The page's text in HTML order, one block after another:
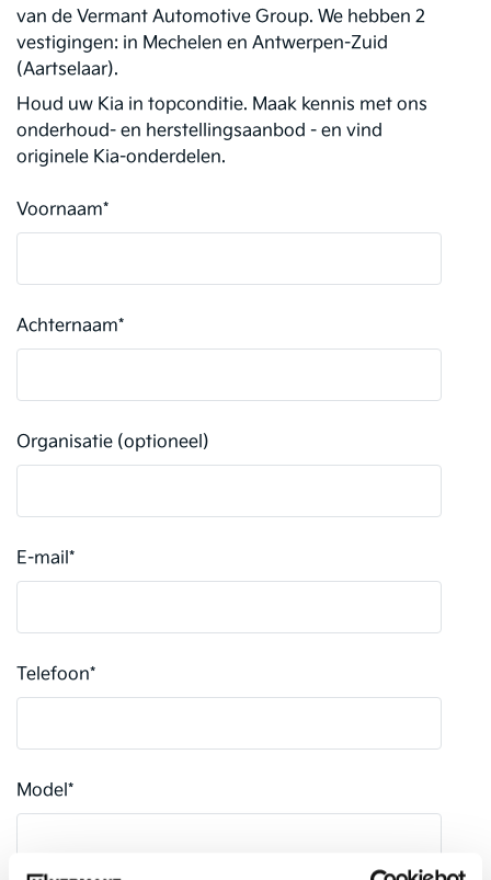
van de Vermant Automotive Group. We hebben 2
vestigingen: in Mechelen en Antwerpen-Zuid
(Aartselaar).
Houd uw Kia in topconditie. Maak kennis met ons
onderhoud- en herstellingsaanbod - en vind
originele Kia-onderdelen.
Voornaam*
Achternaam*
Organisatie (optioneel)
E-mail*
Telefoon*
Model*